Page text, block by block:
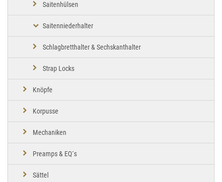
Saitenhülsen
Saitenniederhalter
Schlagbretthalter & Sechskanthalter
Strap Locks
Knöpfe
Korpusse
Mechaniken
Preamps & EQ´s
Sättel